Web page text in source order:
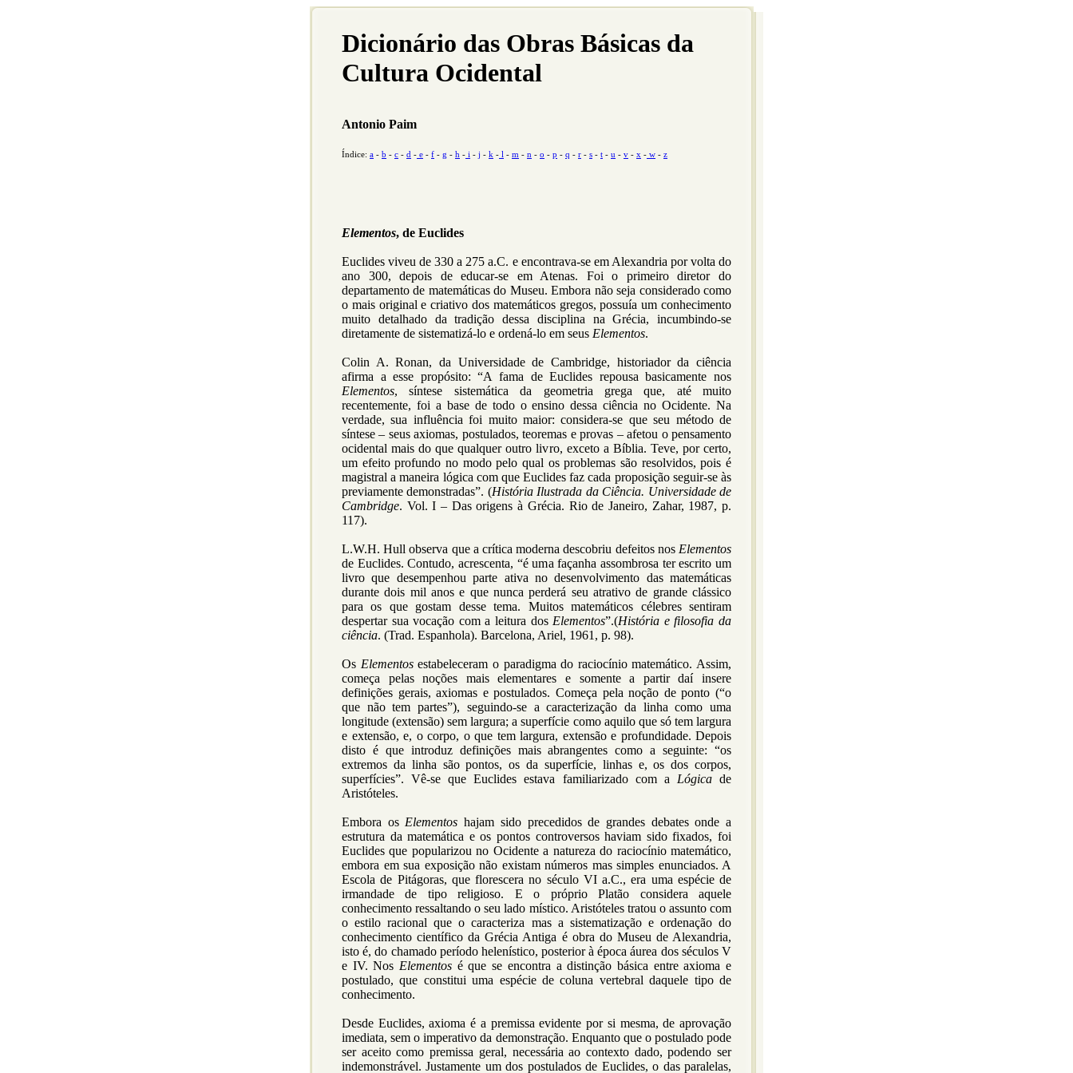
Dicionário das Obras Básicas da
Cultura Ocidental
Antonio Paim
Índice: a - b - c - d - e - f - g - h - i - j - k - l - m - n - o - p - q - r - s - t - u - v - x - w - z
Elementos, de Euclides
Euclides viveu de 330 a 275 a.C. e encontrava-se em Alexandria por volta do
ano 300, depois de educar-se em Atenas. Foi o primeiro diretor do
departamento de matemáticas do Museu. Embora não seja considerado como
o mais original e criativo dos matemáticos gregos, possuía um conhecimento
muito detalhado da tradição dessa disciplina na Grécia, incumbindo-se
diretamente de sistematizá-lo e ordená-lo em seus Elementos.
Colin A. Ronan, da Universidade de Cambridge, historiador da ciência
afirma a esse propósito: “A fama de Euclides repousa basicamente nos
Elementos, síntese sistemática da geometria grega que, até muito
recentemente, foi a base de todo o ensino dessa ciência no Ocidente. Na
verdade, sua influência foi muito maior: considera-se que seu método de
síntese – seus axiomas, postulados, teoremas e provas – afetou o pensamento
ocidental mais do que qualquer outro livro, exceto a Bíblia. Teve, por certo,
um efeito profundo no modo pelo qual os problemas são resolvidos, pois é
magistral a maneira lógica com que Euclides faz cada proposição seguir-se às
previamente demonstradas”. (História Ilustrada da Ciência. Universidade de
Cambridge. Vol. I – Das origens à Grécia. Rio de Janeiro, Zahar, 1987, p.
117).
L.W.H. Hull observa que a crítica moderna descobriu defeitos nos Elementos
de Euclides. Contudo, acrescenta, “é uma façanha assombrosa ter escrito um
livro que desempenhou parte ativa no desenvolvimento das matemáticas
durante dois mil anos e que nunca perderá seu atrativo de grande clássico
para os que gostam desse tema. Muitos matemáticos célebres sentiram
despertar sua vocação com a leitura dos Elementos”.(História e filosofia da
ciência. (Trad. Espanhola). Barcelona, Ariel, 1961, p. 98).
Os Elementosestabeleceram o paradigma do raciocínio matemático. Assim,
começa pelas noções mais elementares e somente a partir daí insere
definições gerais, axiomas e postulados. Começa pela noção de ponto (“o
que não tem partes”), seguindo-se a caracterização da linha como uma
longitude (extensão) sem largura; a superfície como aquilo que só tem largura
e extensão, e, o corpo, o que tem largura, extensão e profundidade. Depois
disto é que introduz definições mais abrangentes como a seguinte: “os
extremos da linha são pontos, os da superfície, linhas e, os dos corpos,
superfícies”. Vê-se que Euclides estava familiarizado com a Lógicade
Aristóteles.
Embora os Elementos hajam sido precedidos de grandes debates onde a
estrutura da matemática e os pontos controversos haviam sido fixados, foi
Euclides que popularizou no Ocidente a natureza do raciocínio matemático,
embora em sua exposição não existam números mas simples enunciados. A
Escola de Pitágoras, que florescera no século VI a.C., era uma espécie de
irmandade de tipo religioso. E o próprio Platão considera aquele
conhecimento ressaltando o seu lado místico. Aristóteles tratou o assunto com
o estilo racional que o caracteriza mas a sistematização e ordenação do
conhecimento científico da Grécia Antiga é obra do Museu de Alexandria,
isto é, do chamado período helenístico, posterior à época áurea dos séculos V
e IV. Nos Elementos é que se encontra a distinção básica entre axioma e
postulado, que constitui uma espécie de coluna vertebral daquele tipo de
conhecimento.
Desde Euclides, axioma é a premissa evidente por si mesma, de aprovação
imediata, sem o imperativo da demonstração. Enquanto que o postulado pode
ser aceito como premissa geral, necessária ao contexto dado, podendo ser
indemonstrável. Justamente um dos postulados de Euclides, o das paralelas,